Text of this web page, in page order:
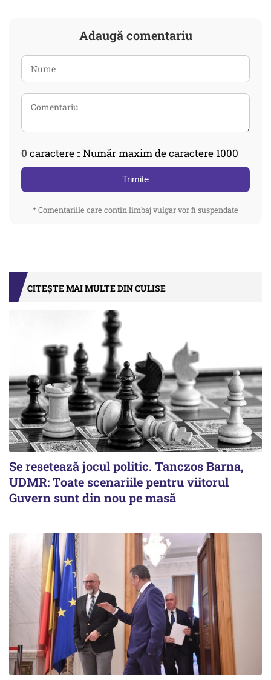
Adaugă comentariu
0 caractere :: Număr maxim de caractere 1000
Trimite
* Comentariile care contin limbaj vulgar vor fi suspendate
CITEȘTE MAI MULTE DIN CULISE
Se resetează jocul politic. Tanczos Barna,
UDMR: Toate scenariile pentru viitorul
Guvern sunt din nou pe masă